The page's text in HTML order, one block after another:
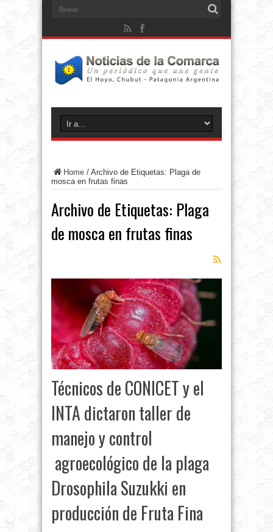
Home / Archivo de Etiquetas: Plaga de
mosca en frutas finas
Archivo de Etiquetas: Plaga
de mosca en frutas finas
Técnicos de CONICET y el
INTA dictaron taller de
manejo y control
agroecológico de la plaga
Drosophila Suzukki en
producción de Fruta Fina